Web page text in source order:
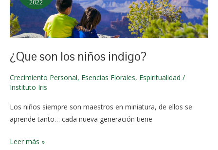
2022
2 de
junio de
2024
¿Que son los niños indigo?
Crecimiento Personal, Esencias Florales, Espiritualidad /
Instituto Iris
Los niños siempre son maestros en miniatura, de ellos se
aprende tanto… cada nueva generación tiene
niños
indigo?
Leer más »